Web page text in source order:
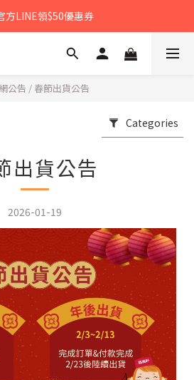
禮盒早鳥預購享優惠!!
方LINE領$50優惠券
報到～大寶礁蒜香新登場
公告 / 春節出貨公告
Categories
出貨公告
2026-01-19